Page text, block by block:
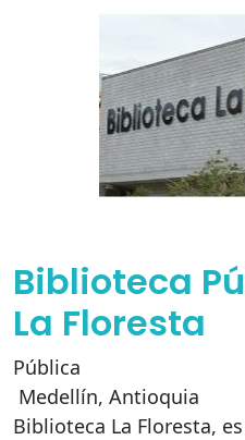
Biblioteca
La Floresta
Pública
Medellín, Antioquia
Biblioteca La Floresta,